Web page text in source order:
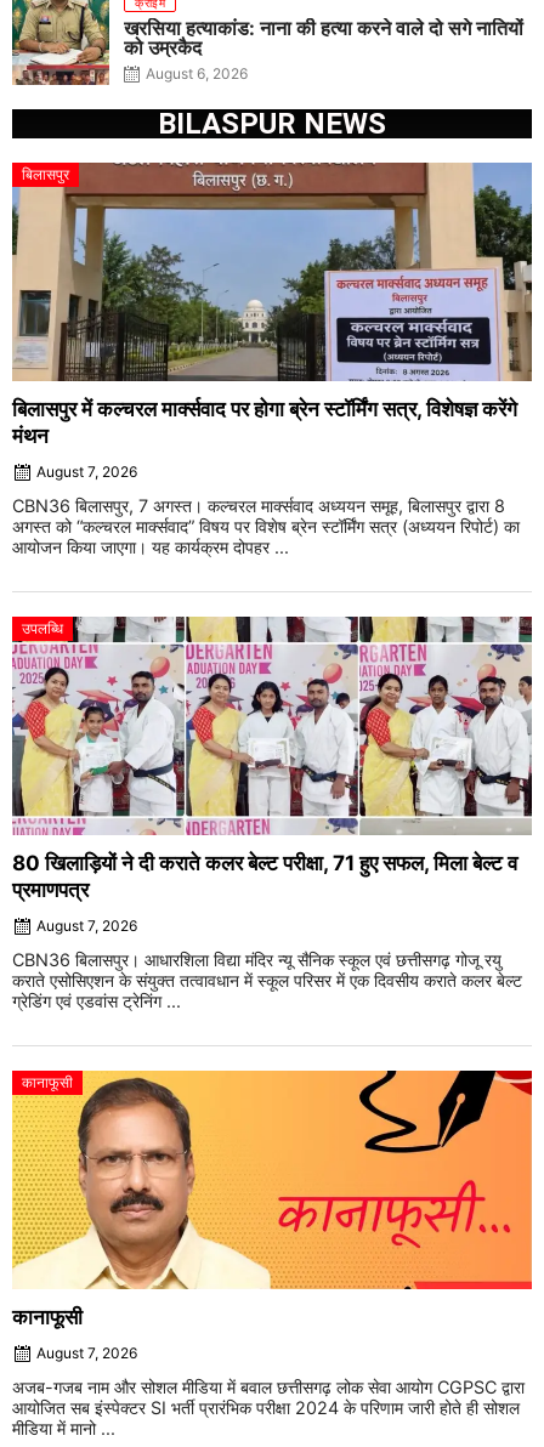
खरसिया हत्याकांड: नाना की हत्या करने वाले दो सगे नातियों
को उम्रकैद
August 6, 2026
BILASPUR NEWS
बिलासपुर
बिलासपुर में कल्चरल मार्क्सवाद पर होगा ब्रेन स्टॉर्मिंग सत्र, विशेषज्ञ करेंगे
मंथन
August 7, 2026
CBN36 बिलासपुर, 7 अगस्त। कल्चरल मार्क्सवाद अध्ययन समूह, बिलासपुर द्वारा 8
अगस्त को “कल्चरल मार्क्सवाद” विषय पर विशेष ब्रेन स्टॉर्मिंग सत्र (अध्ययन रिपोर्ट) का
आयोजन किया जाएगा। यह कार्यक्रम दोपहर ...
उपलब्धि
80 खिलाड़ियों ने दी कराते कलर बेल्ट परीक्षा, 71 हुए सफल, मिला बेल्ट व
प्रमाणपत्र
August 7, 2026
CBN36 बिलासपुर। आधारशिला विद्या मंदिर न्यू सैनिक स्कूल एवं छत्तीसगढ़ गोजू रयु
कराते एसोसिएशन के संयुक्त तत्वावधान में स्कूल परिसर में एक दिवसीय कराते कलर बेल्ट
ग्रेडिंग एवं एडवांस ट्रेनिंग ...
कानाफूसी
कानाफूसी
August 7, 2026
अजब-गजब नाम और सोशल मीडिया में बवाल छत्तीसगढ़ लोक सेवा आयोग CGPSC द्वारा
आयोजित सब इंस्पेक्टर SI भर्ती प्रारंभिक परीक्षा 2024 के परिणाम जारी होते ही सोशल
मीडिया में मानो ...